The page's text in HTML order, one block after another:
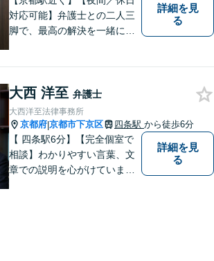
対応可能】弁護士との二人三
脚で、最高の解決を一緒に目
可能です。【地域に根ざした
弁護士】まずは当事務所の無
料法律相談をご体験くださ
い。
詳細を見
る
大西 洋至 弁護士
大西洋至法律事務所
京都府|京都市下京区 四条駅 から徒歩6分
【 四条駅6分】【完全個室で
相談】わかりやすい言葉、文
章での説明を心がけていま
詳細を見
る